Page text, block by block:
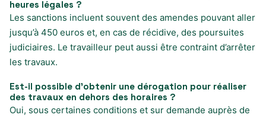
heures légales ?
Les sanctions incluent souvent des amendes pouvant aller
jusqu’à 450 euros et, en cas de récidive, des poursuites
judiciaires. Le travailleur peut aussi être contraint d’arrêter
les travaux.
Est-il possible d’obtenir une dérogation pour réaliser
des travaux en dehors des horaires ?
Oui, sous certaines conditions et sur demande auprès de